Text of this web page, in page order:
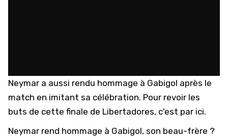
Neymar a aussi rendu hommage à Gabigol après le
match en imitant sa célébration. Pour revoir les
buts de cette finale de Libertadores, c'est par ici.
Neymar rend hommage à Gabigol, son beau-frère ?